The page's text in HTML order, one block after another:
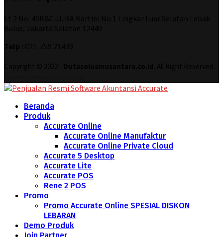
Beranda
Produk
Accurate Online
Accurate Online Manufaktur
Accurate Online Private Cloud
Accurate 5 Desktop
Accurate Lite
Accurate POS
Rene 2 POS
Promo
Promo Accurate Online SPESIAL DISKON
LEBARAN
Demo Produk